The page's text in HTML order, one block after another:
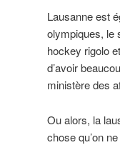
Lausanne est
olympiques, le
hockey rigolo
d’avoir
ministère des
Ou alors, la
chose qu’on